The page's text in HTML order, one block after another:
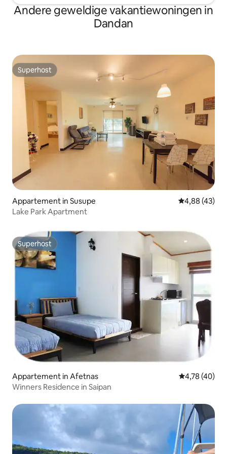
Andere geweldige vakantiewoningen in
Dandan
Superhost
Superhost
Appartement in Susupe Gemiddelde
4,88 (43)
Lake Park Apartment
Superhost
Superhost
Appartement in Afetnas Gemiddelde
4,78 (40)
Winners Residence in Saipan